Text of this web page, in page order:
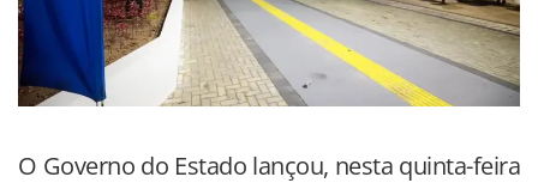
O Governo do Estado lançou, nesta quinta-feira